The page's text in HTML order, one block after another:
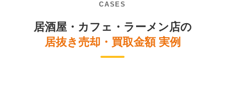
CASES
居酒屋・カフェ・ラーメン店の
居抜き売却・買取金額 実例